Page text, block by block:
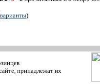
варианты)
принадлежат их